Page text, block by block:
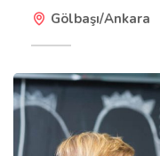
Gölbaşı/Ankara